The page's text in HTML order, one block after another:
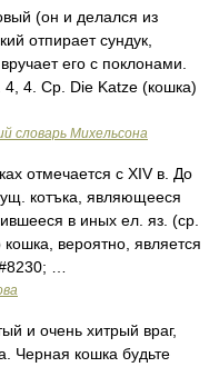
(он и делался из
отпирает сундук,
его с поклонами.
4. Ср. Die Katze (кошка)
словарь Михельсона
отмечается с XIV в. До
котъка, являющееся
в иных ел. яз. (ср.
вероятно, является
…
и очень хитрый враг,
Черная кошка будьте